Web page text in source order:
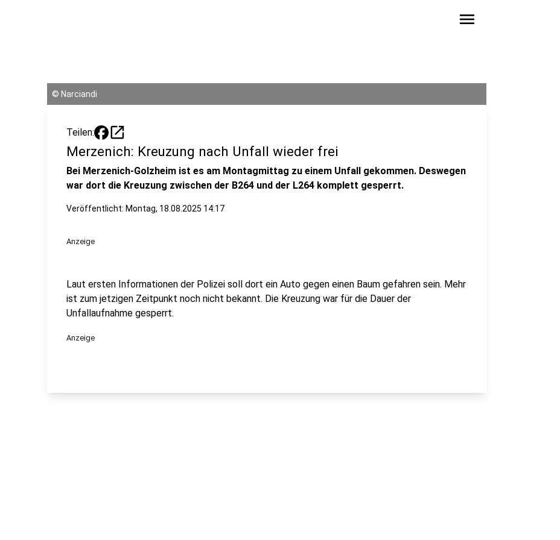
menu
© Narciandi
Teilen: open_in_new
Merzenich: Kreuzung nach Unfall wieder frei
Bei Merzenich-Golzheim ist es am Montagmittag zu einem Unfall gekommen. Deswegen
war dort die Kreuzung zwischen der B264 und der L264 komplett gesperrt.
Veröffentlicht: Montag, 18.08.2025 14:17
Anzeige
Laut ersten Informationen der Polizei soll dort ein Auto gegen einen Baum gefahren sein. Mehr
ist zum jetzigen Zeitpunkt noch nicht bekannt. Die Kreuzung war für die Dauer der
Unfallaufnahme gesperrt.
Anzeige